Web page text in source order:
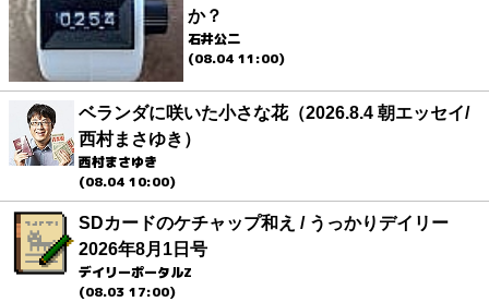
か？
石井公二
(08.04 11:00)
ベランダに咲いた小さな花（2026.8.4 朝エッセイ/
西村まさゆき）
西村まさゆき
(08.04 10:00)
SDカードのケチャップ和え / うっかりデイリー
2026年8月1日号
デイリーポータルZ
(08.03 17:00)